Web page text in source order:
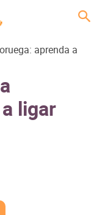
aprenda a
ligar